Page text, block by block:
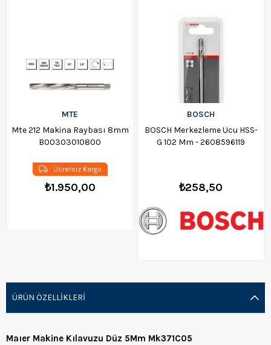
MTE
Mte 212 Makina Raybası 8mm
B00303010800
₺1.950,00
Ücretsiz Kargo
BOSCH
BOSCH Merkezleme Ucu HSS-
G 102 Mm - 2608596119
₺258,50
ÜRÜN ÖZELLIKLERI
Maıer Makine Kılavuzu Düz 5Mm Mk371C05